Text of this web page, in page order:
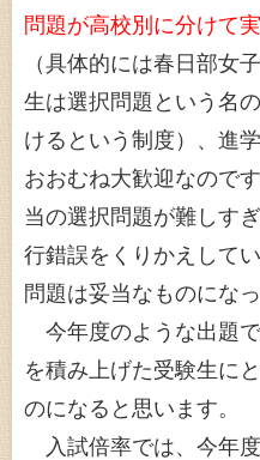
問題が高校別に分けて
（具体的には春日部女
生は選択問題という名
けるという制度）、進
おおむね大歓迎なので
当の選択問題が難しす
行錯誤をくりかえして
問題は妥当なものにな
今年度のような出題
を積み上げた受験生に
のになると思います。
入試倍率では、今年